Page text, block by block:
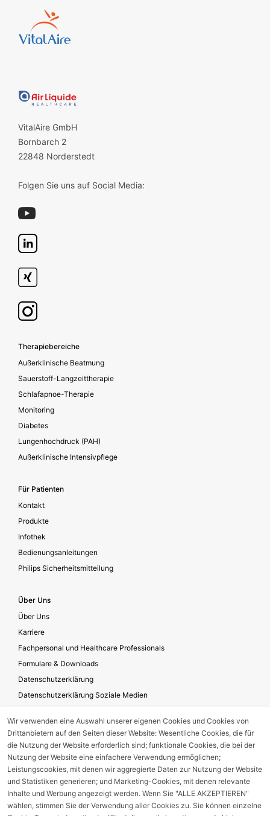
VitalAire GmbH
Bornbarch 2
22848 Norderstedt
Folgen Sie uns auf Social Media:
Footer secondary
Therapiebereiche
Außerklinische Beatmung
Sauerstoff-Langzeittherapie
Schlafapnoe-Therapie
Monitoring
Diabetes
Lungenhochdruck (PAH)
Außerklinische Intensivpflege
Für Patienten
Kontakt
Produkte
Infothek
Bedienungsanleitungen
Philips Sicherheitsmitteilung
Über Uns
Über Uns
Karriere
Fachpersonal und Healthcare Professionals
Formulare & Downloads
Datenschutzerklärung
Datenschutzerklärung Soziale Medien
Impressum
Unternehmensverantwortung
Gerätestörung melden
Nebenwirkungsmeldung
Wir verwenden eine Auswahl unserer eigenen Cookies und Cookies von
Drittanbietern auf den Seiten dieser Website: Wesentliche Cookies, die für
die Nutzung der Website erforderlich sind; funktionale Cookies, die bei der
Nutzung der Website eine einfachere Verwendung ermöglichen;
Leistungscookies, mit denen wir aggregierte Daten zur Nutzung der Website
und Statistiken generieren; und Marketing-Cookies, mit denen relevante
Inhalte und Werbung angezeigt werden. Wenn Sie "ALLE AKZEPTIEREN"
wählen, stimmen Sie der Verwendung aller Cookies zu. Sie können einzelne